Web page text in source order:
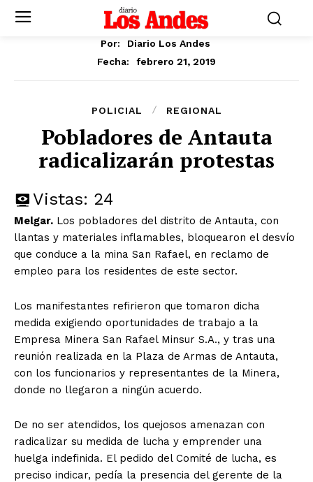
Por:
Diario Los Andes
Fecha:
febrero 21, 2019
POLICIAL REGIONAL
Pobladores de Antauta
radicalizarán protestas
Vistas: 24
Melgar. Los pobladores del distrito de Antauta, con
llantas y materiales inflamables, bloquearon el desvío
que conduce a la mina San Rafael, en reclamo de
empleo para los residentes de este sector.
Los manifestantes refirieron que tomaron dicha
medida exigiendo oportunidades de trabajo a la
Empresa Minera San Rafael Minsur S.A., y tras una
reunión realizada en la Plaza de Armas de Antauta,
con los funcionarios y representantes de la Minera,
donde no llegaron a ningún acuerdo.
De no ser atendidos, los quejosos amenazan con
radicalizar su medida de lucha y emprender una
huelga indefinida. El pedido del Comité de lucha, es
preciso indicar, pedía la presencia del gerente de la